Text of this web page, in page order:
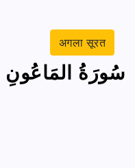
अगला सूरत
سُورَةُ المَاعُونِ